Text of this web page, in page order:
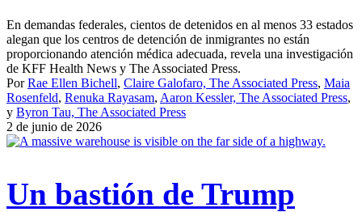
En demandas federales, cientos de detenidos en al menos 33 estados
alegan que los centros de detención de inmigrantes no están
proporcionando atención médica adecuada, revela una investigación
de KFF Health News y The Associated Press.
PorRae Ellen Bichell, Claire Galofaro, The Associated Press, Maia
Rosenfeld, Renuka Rayasam, Aaron Kessler, The Associated Press,
y Byron Tau, The Associated Press
2 de junio de 2026
Un bastión de Trump